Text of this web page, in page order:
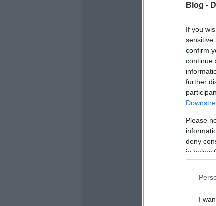
Blog -
If you
sensitive
confirm
continue
further
Please
deny
in below
I